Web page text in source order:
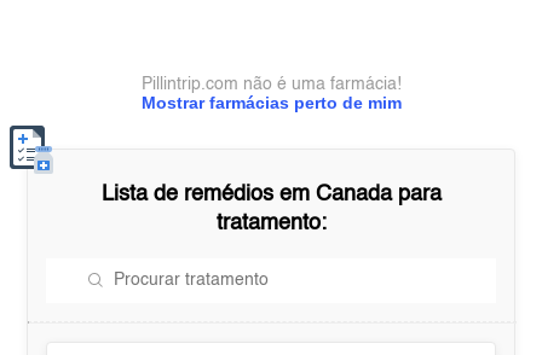
Mostrar farmácias perto de mim
Pillintrip.com não é uma farmácia!
Lista de remédios em Canadapara
tratamento: